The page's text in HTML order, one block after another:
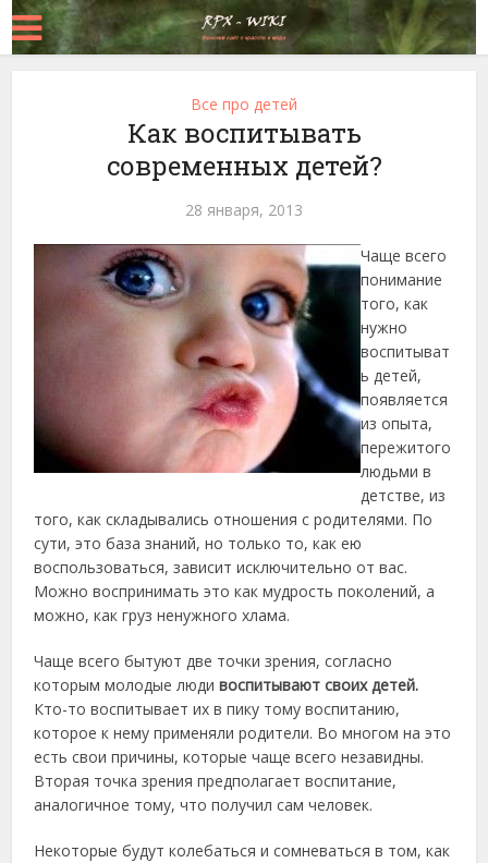
Все про детей
Как воспитывать
современных детей?
28 января, 2013
Чаще всего
понимание
того, как
нужно
воспитыват
ь детей,
появляется
из опыта,
пережитого
людьми в
детстве, из
того, как складывались отношенияс родителями. По
сути, это база знаний, но только то, как ею
воспользоваться, зависит исключительно от вас.
Можно воспринимать это как мудрость поколений, а
можно, как груз ненужного хлама.
Чаще всего бытуют две точки зрения, согласно
которым молодые людивоспитывают своих детей.
Кто-то воспитывает их в пику тому воспитанию,
которое к нему применяли родители. Во многом на это
есть свои причины, которые чаще всего незавидны.
Вторая точка зрения предполагает воспитание,
аналогичное тому, что получил сам человек.
Некоторые будут колебаться и сомневаться в том, как